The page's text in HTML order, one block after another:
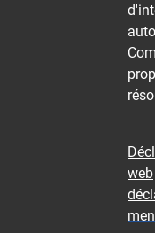
web